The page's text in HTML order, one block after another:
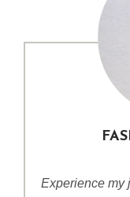
Experience my